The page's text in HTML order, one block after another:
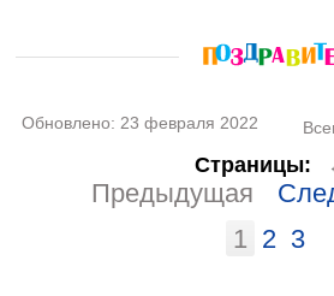
Обновлено: 23 февраля 2022
Страницы:
Предыдущая
1 2 3